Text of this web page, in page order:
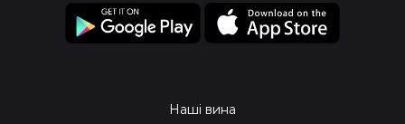
Наші вина